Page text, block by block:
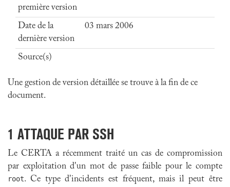
première version
Date de la
dernière version
03 mars 2006
Source(s)
Une gestion de version détaillée se trouve à la fin de ce
document.
1 ATTAQUE PAR SSH
Le CERTA a récemment traité un cas de compromission
par exploitation d'un mot de passe faible pour le compte
root. Ce type d'incidents est fréquent, mais il peut être